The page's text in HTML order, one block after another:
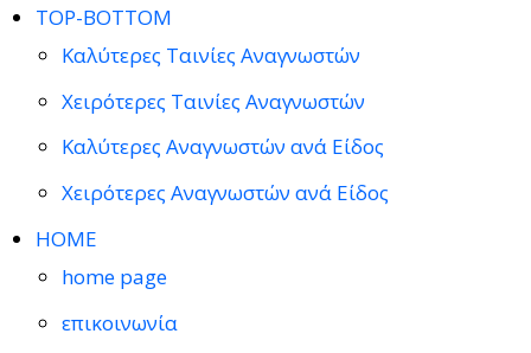
TOP-BOTTOM
Καλύτερες Ταινίες Αναγνωστών
Χειρότερες Ταινίες Αναγνωστών
Καλύτερες Αναγνωστών ανά Είδος
Χειρότερες Αναγνωστών ανά Είδος
HOME
home page
επικοινωνία